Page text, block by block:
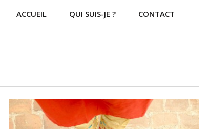
ACCUEIL QUI SUIS-JE ? CONTACT
LIRE LA SUITE